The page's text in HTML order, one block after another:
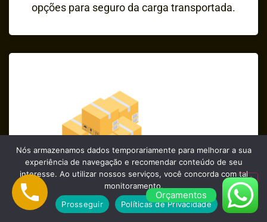
opções para seguro da carga transportada.
Orçamentos
Nós armazenamos dados temporariamente para melhorar a sua
experiência de navegação e recomendar conteúdo de seu
interesse. Ao utilizar nossos serviços, você concorda com tal
monitoramento.
Prosseguir
Políticas de Privacidade